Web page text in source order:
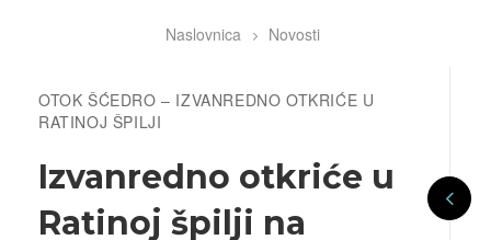
BreadcrumbNaslovnica Novosti
OTOK ŠĆEDRO – IZVANREDNO OTKRIĆE U
RATINOJ ŠPILJI
Izvanredno otkriće u
Ratinoj špilji na